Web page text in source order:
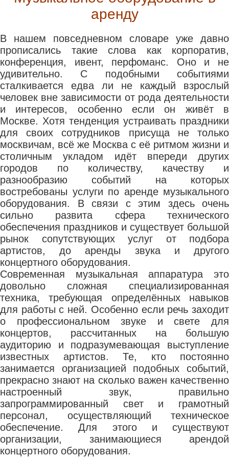
аренду
В нашем повседневном словаре уже давно
прописались такие слова как корпоратив,
конференция, ивент, перфоманс. Оно и не
удивительно. С подобными событиями
сталкивается едва ли не каждый взрослый
человек вне зависимости от рода деятельности
и интересов, особенно если он живёт в
Москве. Хотя тенденция устраивать праздники
для своих сотрудников присуща не только
москвичам, всё же Москва с её ритмом жизни и
столичным укладом идёт впереди других
городов по количеству, качеству и
разнообразию событий на которых
востребованы услуги по аренде музыкального
оборудования. В связи с этим здесь очень
сильно развита сфера технического
обеспечения праздников и существует большой
рынок сопутствующих услуг от подбора
артистов, до аренды звука и другого
концертного оборудования.
Современная музыкальная аппаратура это
довольно сложная специализированная
техника, требующая определённых навыков
для работы с ней. Особенно если речь заходит
о профессиональном звуке и свете для
концертов, рассчитанных на большую
аудиторию и подразумевающая выступление
известных артистов. Те, кто постоянно
занимается организацией подобных событий,
прекрасно знают на сколько важен качественно
настроенный звук, правильно
запрограммированный свет и грамотный
персонал, осуществляющий техническое
обеспечение. Для этого и существуют
организации, занимающиеся арендой
концертного оборудования.